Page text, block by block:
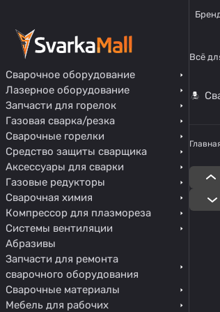
Всё
Сварочное оборудование
Лазерное оборудование
Запчасти для горелок
Газовая сварка/резка
Сварочные горелки
Средство защиты сварщика
Аксессуары для сварки
Газовые редукторы
Сварочная химия
Компрессор для плазмореза
Системы вентиляции
Абразивы
Запчасти для ремонта
сварочного оборудования
Сварочные материалы
Мебель для рабочих